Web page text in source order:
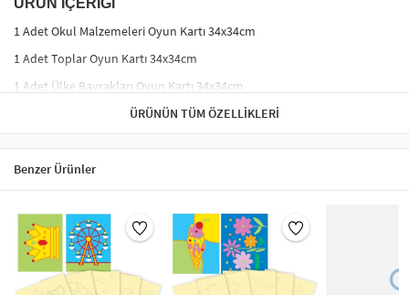
ÜRÜN İÇERİĞİ
1 Adet Okul Malzemeleri Oyun Kartı 34x34cm
1 Adet Toplar Oyun Kartı 34x34cm
1 Adet Ülke Bayrakları Oyun Kartı 34x34cm
1 Adet Sayılar Oyun Kartı 34x34cm
Bu oyunu istediğiniz kadar kişi ile oynayabilirsiniz.
MDF oyun tablasının üzerine kapaklarını yerleştiriniz.
Her bir oyuncu iki kapakçık açarak alt yüzeyde gözüken
şekle bakıp aynısını bulmaya çalışır.
Eşleşen resimlerin üzerindeki kapakçıkları oyuncu alır.
ÜRÜNÜN TÜM ÖZELLIKLERI
Benzer Ürünler